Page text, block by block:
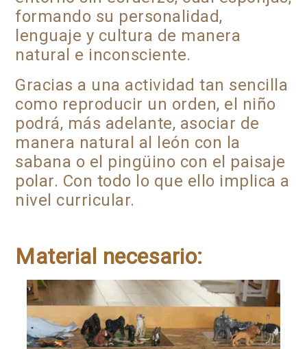
formando su personalidad,
lenguaje y cultura de manera
natural e inconsciente.
Gracias a una actividad tan sencilla
como reproducir un orden, el niño
podrá, más adelante, asociar de
manera natural al león con la
sabana o el pingüino con el paisaje
polar. Con todo lo que ello implica a
nivel curricular.
Material necesario: